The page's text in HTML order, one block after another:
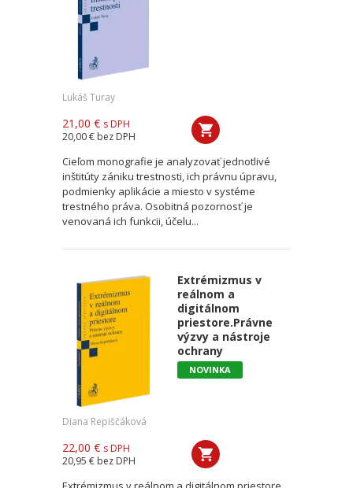
Lukáš Turay
21,00 € s DPH
20,00 € bez DPH
Cieľom monografie je analyzovať jednotlivé
inštitúty zániku trestnosti, ich právnu úpravu,
podmienky aplikácie a miesto v systéme
trestného práva. Osobitná pozornosť je
venovaná ich funkcii, účelu...
Extrémizmus v
reálnom a
digitálnom
priestore.Právne
výzvy a nástroje
ochrany
NOVINKA
Diana Repiščáková
22,00 € s DPH
20,95 € bez DPH